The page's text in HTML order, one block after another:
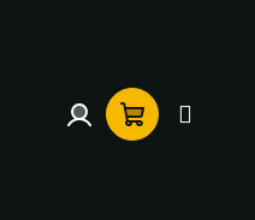
Přihlášení
Nákupní
košík